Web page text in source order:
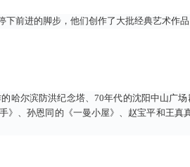
下前进的脚步，他们创作了大批经典艺术作
哈尔滨防洪纪念塔、70年代的沈阳中山广
》、孙恩同的《一曼小屋》、赵宝平和王